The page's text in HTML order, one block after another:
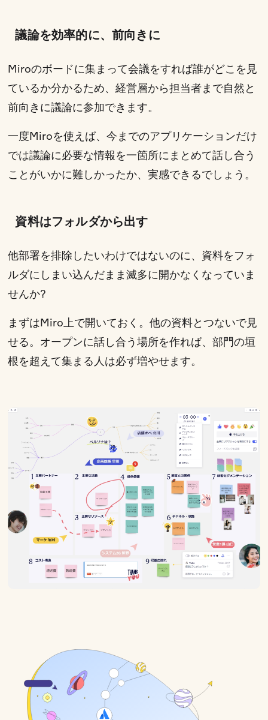
議論を効率的に、前向きに
Miroのボードに集まって会議をすれば誰がどこを見
ているか分かるため、経営層から担当者まで自然と
前向きに議論に参加できます。
一度Miroを使えば、今までのアプリケーションだけ
では議論に必要な情報を一箇所にまとめて話し合う
ことがいかに難しかったか、実感できるでしょう。
資料はフォルダから出す
他部署を排除したいわけではないのに、資料をフォ
ルダにしまい込んだまま滅多に開かなくなっていま
せんか?
まずはMiro上で開いておく。他の資料とつないで見
せる。オープンに話し合う場所を作れば、部門の垣
根を超えて集まる人は必ず増やせます。